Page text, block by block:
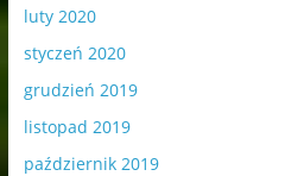
luty 2020
styczeń 2020
grudzień 2019
listopad 2019
październik 2019